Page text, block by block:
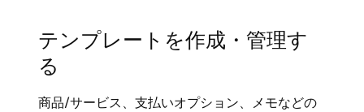
テンプレートを作成・管理す
る
商品/サービス、支払いオプション、メモなどの